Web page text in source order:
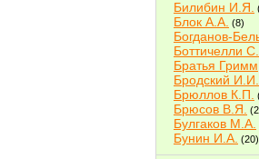
Билибин И.Я.
Блок А.А. (8)
Богданов-
Боттичелли
Братья Гримм
Бродский И.И.
Брюллов К.П.
Брюсов В.Я.
Булгаков М.А.
Бунин И.А. (20)
Быков В.В.(2)